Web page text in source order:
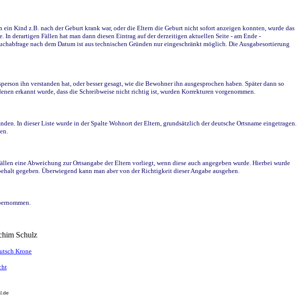
Kind z.B. nach der Geburt krank war, oder die Eltern die Geburt nicht sofort anzeigen konnten, wurde das
derartigen Fällen hat man dann diesen Eintrag auf der derzeitigen aktuellen Seite - am Ende -
nach dem Datum ist aus technischen Gründen nur eingeschränkt möglich. Die Ausgabesortierung
ihn verstanden hat, oder besser gesagt, wie die Bewohner ihn ausgesprochen haben. Später dann so
erkannt wurde, dass die Schreibweise nicht richtig ist, wurden Korrekturen vorgenommen.
In dieser Liste wurde in der Spalte Wohnort der Eltern, grundsätzlich der deutsche Ortsname eingetragen.
eine Abweichung zur Ortsangabe der Eltern vorliegt, wenn diese auch angegeben wurde. Hierbei wurde
gegeben. Überwiegend kann man aber von der Richtigkeit dieser Angabe ausgehen.
Schulz
Krone